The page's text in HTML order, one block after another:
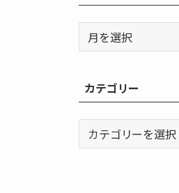
ー
イ
ブ
カテゴリー
テ